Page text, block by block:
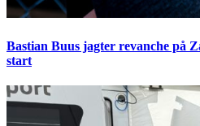
Bastian Buus jagter revanche på
start